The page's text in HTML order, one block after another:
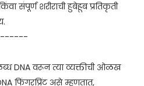
संपूर्ण शरीराची हुबेहूब प्रतिकृती
DNA वरून त्या व्यक्तीची ओळख
फिंगरप्रिंट असे म्हणतात,